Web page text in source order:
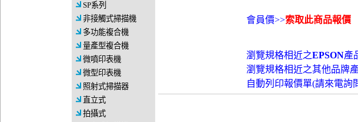
SP系列
非接觸式掃描機
多功能複合機
量產型複合機
微噴印表機
微型印表機
照射式掃描器
直立式
拍攝式
會員價>>索取此商品報價
瀏覽規格相近之EPSON產
瀏覽規格相近之其他品牌
自動列印報價單(請來電詢